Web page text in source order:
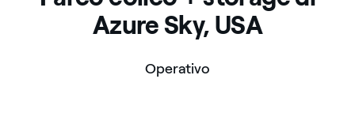
Azure Sky, USA
Operativo